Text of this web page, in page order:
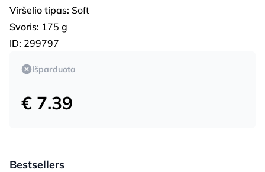
Viršelio tipas: Soft
Svoris: 175 g
ID: 299797
Išparduota
€ 7.39
Bestsellers